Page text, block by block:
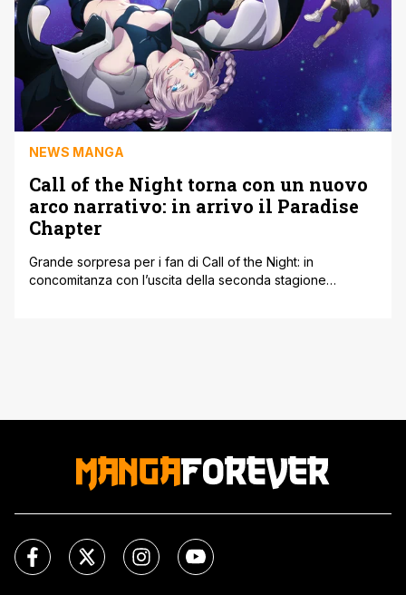
NEWS MANGA
Call of the Night torna con un nuovo
arco narrativo: in arrivo il Paradise
Chapter
Grande sorpresa per i fan di Call of the Night: in
concomitanza con l’uscita della seconda stagione